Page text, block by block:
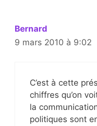
Bernard
9 mars 2010 à 9:02
C’est à cette
chiffres qu’on
la
politiques sont